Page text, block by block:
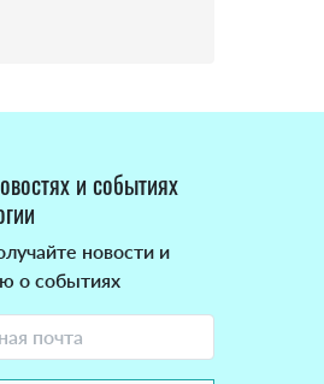
и событиях
новости и
о событиях